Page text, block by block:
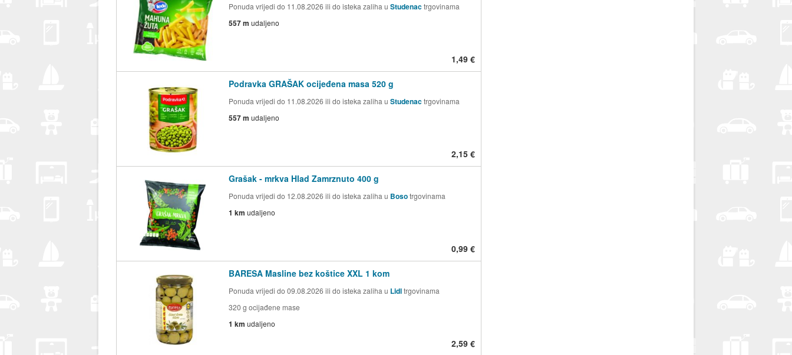
Ponuda vrijedi do 11.08.2026 ili do isteka zaliha u Studenactrgovinama
557 m udaljeno
1,49 €
Podravka GRAŠAK ocijeđena masa 520 g
Ponuda vrijedi do 11.08.2026 ili do isteka zaliha u Studenactrgovinama
557 m udaljeno
2,15 €
Grašak - mrkva Hlad Zamrznuto 400 g
Ponuda vrijedi do 12.08.2026 ili do isteka zaliha u Bosotrgovinama
1 km udaljeno
0,99 €
BARESA Masline bez koštice XXL 1 kom
Ponuda vrijedi do 09.08.2026 ili do isteka zaliha u Lidltrgovinama
320 g ocijađene mase
1 km udaljeno
2,59 €